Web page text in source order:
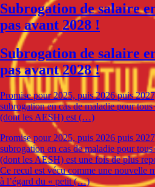
Subrogation de salaire
pas avant 2028 !
Subrogation de salaire
pas avant 2028 !
Promise pour 2025, puis 2026 puis
subrogation en cas de maladie pour
(dont les AESH) est (…)
Promise pour 2025, puis 2026 puis
subrogation en cas de maladie pour
(dont les AESH) est une fois de plus
Ce recul est vécu comme une nouvelle
à l’égard du « petit (…)